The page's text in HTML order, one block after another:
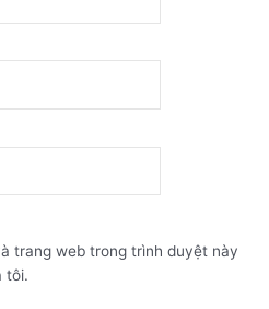
trang web trong trình duyệt này
tôi.